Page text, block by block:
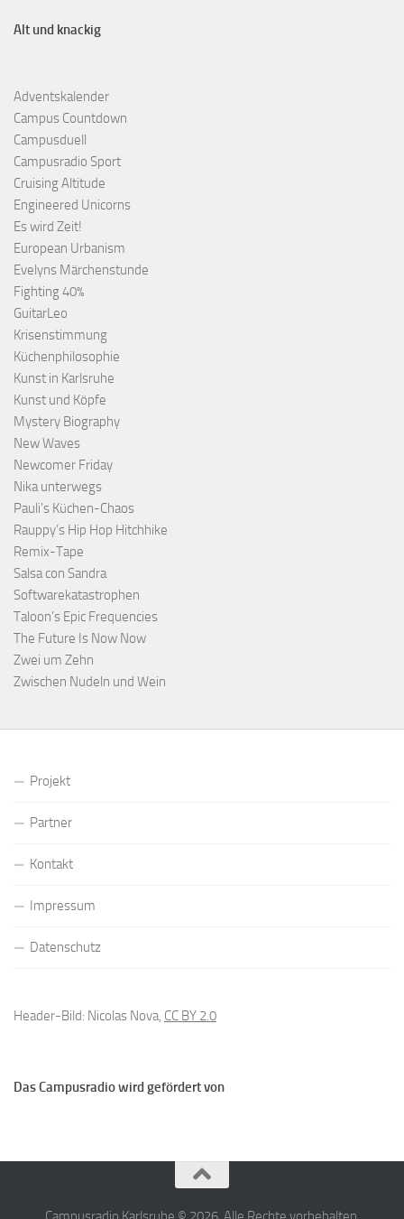
Alt und knackig
Adventskalender
Campus Countdown
Campusduell
Campusradio Sport
Cruising Altitude
Engineered Unicorns
Es wird Zeit!
European Urbanism
Evelyns Märchenstunde
Fighting 40%
GuitarLeo
Krisenstimmung
Küchenphilosophie
Kunst in Karlsruhe
Kunst und Köpfe
Mystery Biography
New Waves
Newcomer Friday
Nika unterwegs
Pauli's Küchen-Chaos
Rauppy’s Hip Hop Hitchhike
Remix-Tape
Salsa con Sandra
Softwarekatastrophen
Taloon’s Epic Frequencies
The Future Is Now Now
Zwei um Zehn
Zwischen Nudeln und Wein
Projekt
Partner
Kontakt
Impressum
Datenschutz
Header-Bild: Nicolas Nova, CC BY 2.0
Das Campusradio wird gefördert von